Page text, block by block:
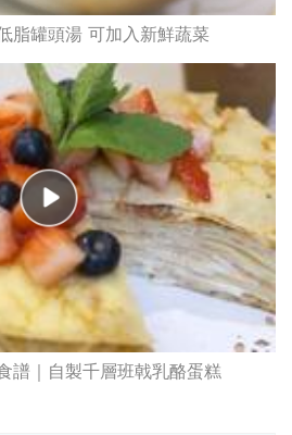
脂罐頭湯 可加入新鮮蔬菜
譜｜自製千層班戟乳酪蛋糕